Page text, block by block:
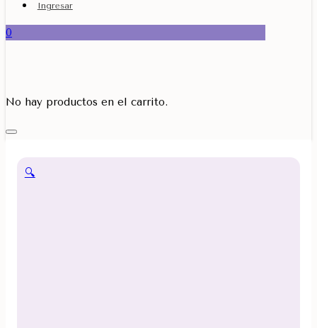
Ingresar
0
No hay productos en el carrito.
🔍